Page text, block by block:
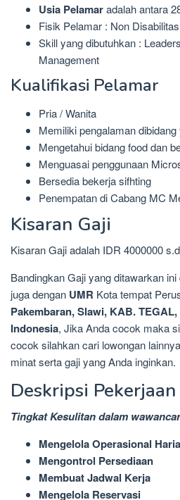
Usia Pelamaradalah antara
Fisik Pelamar : Non Disabilitas
Skill yang dibutuhkan :
Management
Kualifikasi Pelamar
Pria / Wanita
Memiliki pengalaman
Mengetahui bidang food dan
Menguasai penggunaan
Bersedia bekerja sifhting
Penempatan di Cabang MC
Kisaran Gaji
Kisaran Gaji adalah IDR 4000000
Bandingkan Gaji yang ditawarkan
juga dengan UMR Kota tempat
Pakembaran, Slawi, KAB.
Indonesia, Jika Anda cocok maka
cocok silahkan cari lowongan
minat serta gaji yang Anda inginkan.
Deskripsi Pekerjaan
Tingkat Kesulitan dalam
Mengelola Operasional
Mengontrol Persediaan
Membuat Jadwal Kerja
Mengelola Reservasi